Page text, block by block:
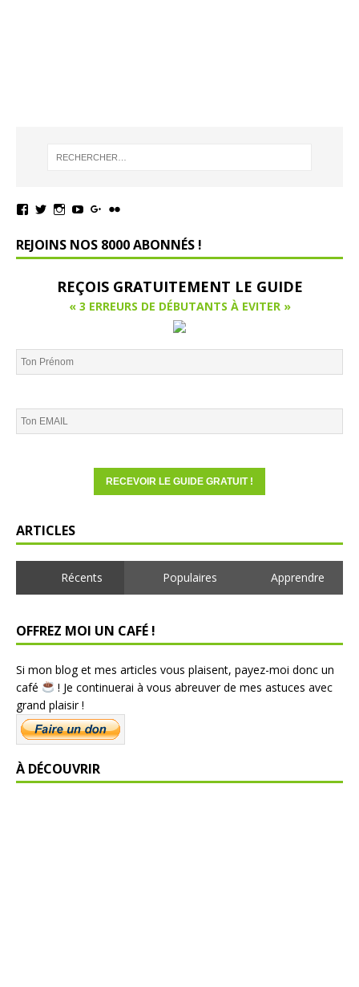
REJOINS NOS 8000 ABONNÉS !
REÇOIS GRATUITEMENT LE GUIDE
« 3 ERREURS DE DÉBUTANTS À EVITER »
ARTICLES
Récents Populaires Apprendre
OFFREZ MOI UN CAFÉ !
Si mon blog et mes articles vous plaisent, payez-moi donc un
café
! Je continuerai à vous abreuver de mes astuces avec
grand plaisir !
À DÉCOUVRIR